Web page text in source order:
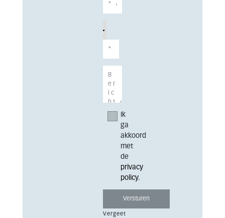
Ik
ga
akkoord
met
de
privacy
policy.
Vergeet